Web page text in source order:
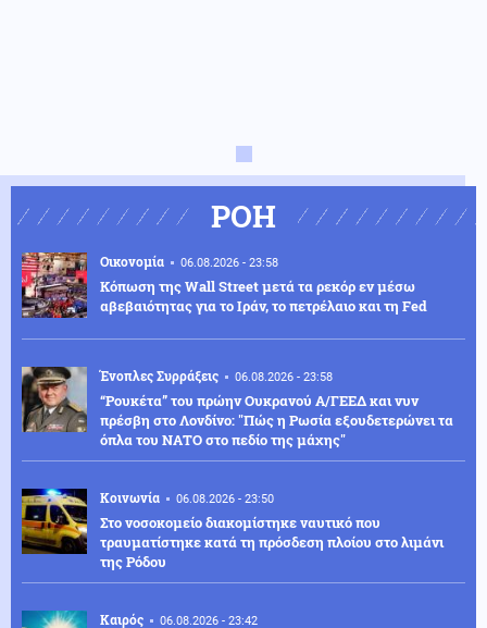
ΡΟΗ
Οικονομία 06.08.2026 - 23:58
Κόπωση της Wall Street μετά τα ρεκόρ εν μέσω
αβεβαιότητας για το Ιράν, το πετρέλαιο και τη Fed
Ένοπλες Συρράξεις 06.08.2026 - 23:58
“Ρουκέτα” του πρώην Ουκρανού Α/ΓΕΕΔ και νυν
πρέσβη στο Λονδίνο: "Πώς η Ρωσία εξουδετερώνει τα
όπλα του ΝΑΤΟ στο πεδίο της μάχης"
Κοινωνία 06.08.2026 - 23:50
Στο νοσοκομείο διακομίστηκε ναυτικό που
τραυματίστηκε κατά τη πρόσδεση πλοίου στο λιμάνι
της Ρόδου
Καιρός 06.08.2026 - 23:42